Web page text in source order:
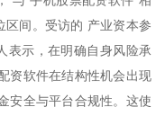
区间。受访的 产业资本参
表示，在明确自身风险承
资软件在结构性机会出现
安全与平台合规性。这使